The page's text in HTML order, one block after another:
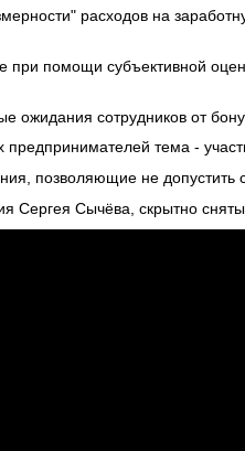
расходов на
при помощи субъективной
ожидания сотрудников от
предпринимателей тема -
позволяющие не допустить
Сергея Сычёва, скрытно